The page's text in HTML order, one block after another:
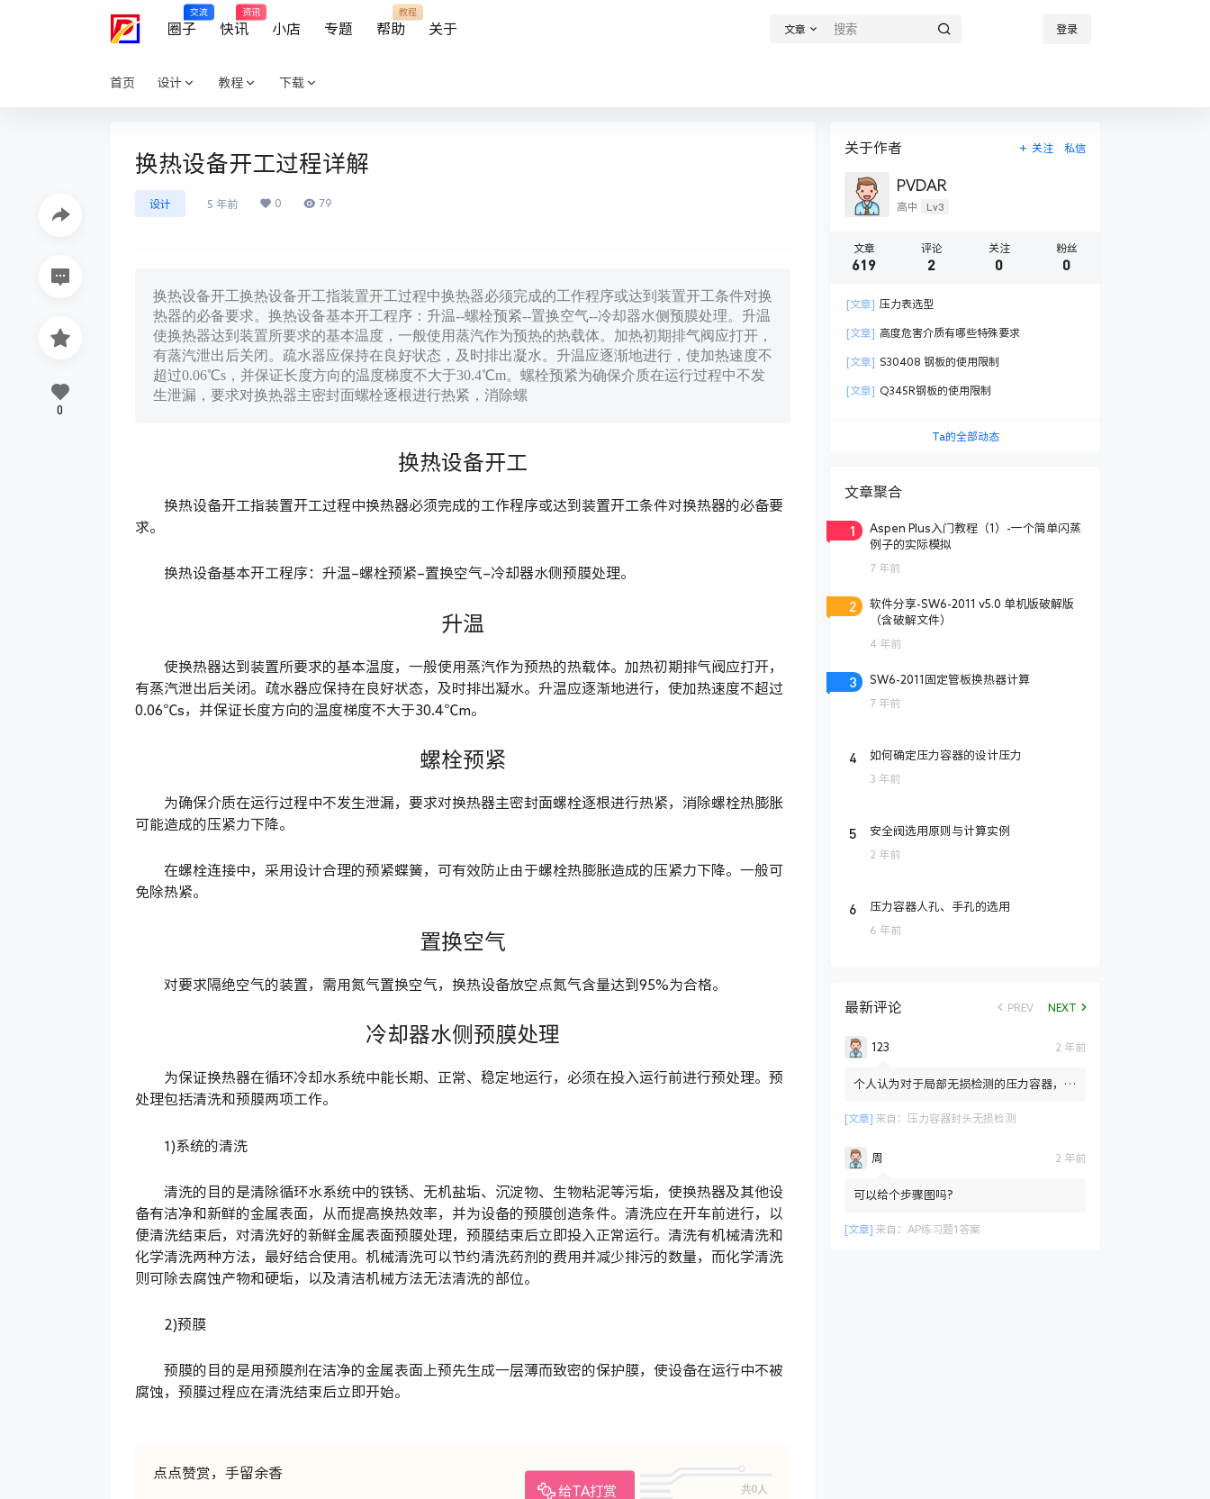
圈子
交流
快讯
资讯
小店 专题 帮助
教程
关于 文章 登录
首页 设计 教程 下载
换热设备开工过程详解
设计 5 年前 0 79
换热设备开工换热设备开工指装置开工过程中换热器必须完成的工作程序或达到装置开工条件对换
热器的必备要求。换热设备基本开工程序：升温--螺栓预紧--置换空气--冷却器水侧预膜处理。升温
使换热器达到装置所要求的基本温度，一般使用蒸汽作为预热的热载体。加热初期排气阀应打开，
有蒸汽泄出后关闭。疏水器应保持在良好状态，及时排出凝水。升温应逐渐地进行，使加热速度不
超过0.06℃s，并保证长度方向的温度梯度不大于30.4℃m。螺栓预紧为确保介质在运行过程中不发
生泄漏，要求对换热器主密封面螺栓逐根进行热紧，消除螺
换热设备开工
换热设备开工指装置开工过程中换热器必须完成的工作程序或达到装置开工条件对换热器的必备要
求。
换热设备基本开工程序：升温–螺栓预紧–置换空气–冷却器水侧预膜处理。
升温
使换热器达到装置所要求的基本温度，一般使用蒸汽作为预热的热载体。加热初期排气阀应打开，
有蒸汽泄出后关闭。疏水器应保持在良好状态，及时排出凝水。升温应逐渐地进行，使加热速度不超过
0.06℃s，并保证长度方向的温度梯度不大于30.4℃m。
螺栓预紧
为确保介质在运行过程中不发生泄漏，要求对换热器主密封面螺栓逐根进行热紧，消除螺栓热膨胀
可能造成的压紧力下降。
在螺栓连接中，采用设计合理的预紧蝶簧，可有效防止由于螺栓热膨胀造成的压紧力下降。一般可
免除热紧。
置换空气
对要求隔绝空气的装置，需用氮气置换空气，换热设备放空点氮气含量达到95%为合格。
冷却器水侧预膜处理
为保证换热器在循环冷却水系统中能长期、正常、稳定地运行，必须在投入运行前进行预处理。预
处理包括清洗和预膜两项工作。
1)系统的清洗
清洗的目的是清除循环水系统中的铁锈、无机盐垢、沉淀物、生物粘泥等污垢，使换热器及其他设
备有洁净和新鲜的金属表面，从而提高换热效率，并为设备的预膜创造条件。清洗应在开车前进行，以
便清洗结束后，对清洗好的新鲜金属表面预膜处理，预膜结束后立即投入正常运行。清洗有机械清洗和
化学清洗两种方法，最好结合使用。机械清洗可以节约清洗药剂的费用并减少排污的数量，而化学清洗
则可除去腐蚀产物和硬垢，以及清洁机械方法无法清洗的部位。
2)预膜
预膜的目的是用预膜剂在洁净的金属表面上预先生成一层薄而致密的保护膜，使设备在运行中不被
腐蚀，预膜过程应在清洗结束后立即开始。
点点赞赏，手留余香
给TA打赏 共0人
0
关于作者 关注 私信
PVDAR
高中 Lv3
文章
619
评论
2
关注
0
粉丝
0
[文章] 压力表选型
[文章] 高度危害介质有哪些特殊要求
[文章] S30408 钢板的使用限制
[文章] Q345R钢板的使用限制
Ta的全部动态
文章聚合
1
Aspen Plus入门教程（1）-一个简单闪蒸
例子的实际模拟
7 年前
2
软件分享-SW6-2011 v5.0 单机版破解版
（含破解文件）
4 年前
3 SW6-2011固定管板换热器计算
7 年前
4 如何确定压力容器的设计压力
3 年前
5 安全阀选用原则与计算实例
2 年前
6 压力容器人孔、手孔的选用
6 年前
最新评论 PREV NEXT
123 2 年前
个人认为对于局部无损检测的压力容器，标
部位进行100%的RT检测...
[文章] 来自： 压力容器封头无损检测
周 2 年前
可以给个步骤图吗?
[文章] 来自： AP练习题1答案